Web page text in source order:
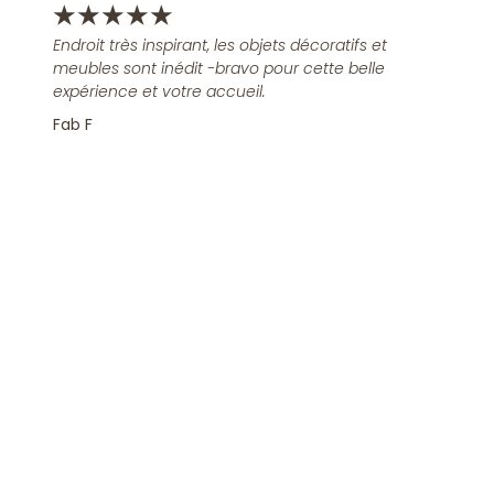
★★★★★
Endroit très inspirant, les objets décoratifs et
meubles sont inédit -bravo pour cette belle
expérience et votre accueil.
Fab F